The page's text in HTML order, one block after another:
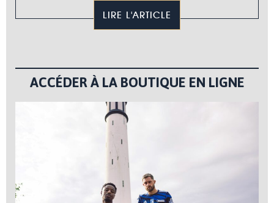
LIRE L'ARTICLE
ACCÉDER À LA BOUTIQUE EN LIGNE